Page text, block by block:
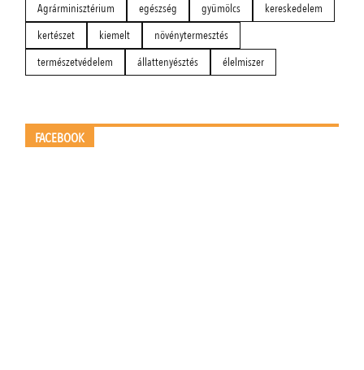
Agrárminisztérium egészség gyümölcs
kereskedelem
kertészet
kiemelt
növénytermesztés
természetvédelem
állattenyésztés élelmiszer
FACEBOOK